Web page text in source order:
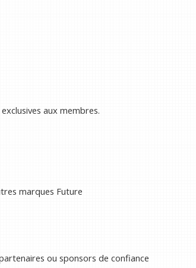
aux membres.
marques Future
ou sponsors de confiance